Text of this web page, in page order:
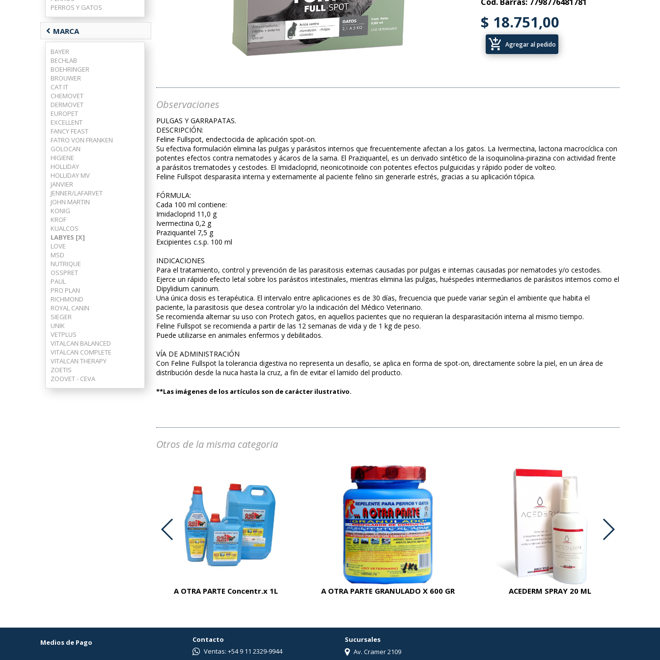
PERROS Y GATOS
chevron_left MARCA
BAYER
BECHLAB
BOEHRINGER
BROUWER
CAT IT
CHEMOVET
DERMOVET
EUROPET
EXCELLENT
FANCY FEAST
FATRO VON FRANKEN
GOLOCAN
HIGIENE
HOLLIDAY
HOLLIDAY MV
JANVIER
JENNER/LAFARVET
JOHN MARTIN
KONIG
KROF
KUALCOS
LABYES [X]
LOVE
MSD
NUTRIQUE
OSSPRET
PAUL
PRO PLAN
RICHMOND
ROYAL CANIN
SIEGER
UNIK
VETPLUS
VITALCAN BALANCED
VITALCAN COMPLETE
VITALCAN THERAPY
ZOETIS
ZOOVET - CEVA
$ 18.751,00
add_shopping_cart Agregar al pedido
Observaciones
PULGAS Y GARRAPATAS.
DESCRIPCIÓN:
Feline Fullspot, endectocida de aplicación spot-on.
Su efectiva formulación elimina las pulgas y parásitos internos que frecuentemente afectan a los gatos. La Ivermectina, lactona macrocíclica con
potentes efectos contra nematodes y ácaros de la sarna. El Praziquantel, es un derivado sintético de la isoquinolina-pirazina con actividad frente
a parásitos trematodes y cestodes. El Imidacloprid, neonicotinoide con potentes efectos pulguicidas y rápido poder de volteo.
Feline Fullspot desparasita interna y externamente al paciente felino sin generarle estrés, gracias a su aplicación tópica.
FÓRMULA:
Cada 100 ml contiene:
Imidacloprid 11,0 g
Ivermectina 0,2 g
Praziquantel 7,5 g
Excipientes c.s.p. 100 ml
INDICACIONES
Para el tratamiento, control y prevención de las parasitosis externas causadas por pulgas e internas causadas por nematodes y/o cestodes.
Ejerce un rápido efecto letal sobre los parásitos intestinales, mientras elimina las pulgas, huéspedes intermediarios de parásitos internos como el
Dipylidium caninum.
Una única dosis es terapéutica. El intervalo entre aplicaciones es de 30 días, frecuencia que puede variar según el ambiente que habita el
paciente, la parasitosis que desea controlar y/o la indicación del Médico Veterinario.
Se recomienda alternar su uso con Protech gatos, en aquellos pacientes que no requieran la desparasitación interna al mismo tiempo.
Feline Fullspot se recomienda a partir de las 12 semanas de vida y de 1 kg de peso.
Puede utilizarse en animales enfermos y debilitados.
VÍA DE ADMINISTRACIÓN
Con Feline Fullspot la tolerancia digestiva no representa un desafío, se aplica en forma de spot-on, directamente sobre la piel, en un área de
distribución desde la nuca hasta la cruz, a fin de evitar el lamido del producto.
**Las imágenes de los artículos son de carácter ilustrativo.
Otros de la misma categoria
A OTRA PARTE Concentr.x 1L A OTRA PARTE GRANULADO X 600 GR ACEDERM SPRAY 20 ML
Medios de Pago
Contacto
Ventas: +54 9 11 2329-9944
Sucursales
Av. Cramer 2109